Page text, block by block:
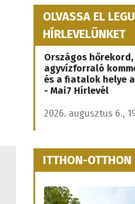
OLVASSA EL
HÍRLEVELÜNKET
Országos hőrekord,
agyvízforraló
és a fiatalok helye
- Mai7 Hírlevél
2026. augusztus 6.,
ITTHON-OTTHON